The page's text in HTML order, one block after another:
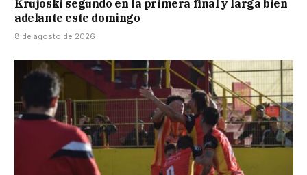
Krujoski segundo en la primera final y larga bien
adelante este domingo
8 de agosto de 2026